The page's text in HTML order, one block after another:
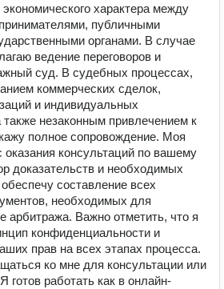
характера между
публичными
органами. В случае
ведение переговоров и
суд. В судебных процессах,
коммерческих сделок,
и индивидуальных
незаконным привлечением к
полное сопровождение. Моя
консультаций по вашему
доказательств и необходимых
составление всех
необходимых для
арбитража. Важно отметить, что я
конфиденциальности и
прав на всех этапах процесса.
ко мне для консультации или
готов работать как в онлайн-